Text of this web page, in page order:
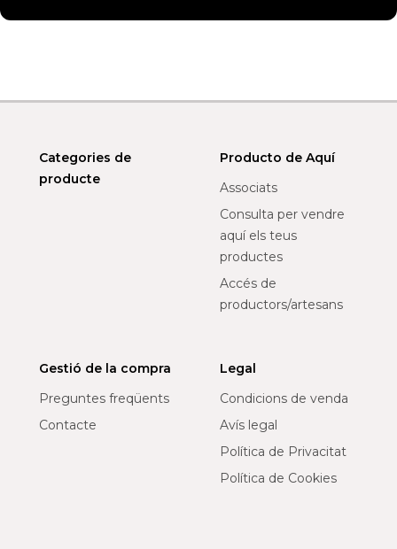
Categories de
producte
Producto de Aquí
Associats
Consulta per vendre
aquí els teus
productes
Accés de
productors/artesans
Gestió de la compra
Preguntes freqüents
Contacte
Legal
Condicions de venda
Avís legal
Política de Privacitat
Política de Cookies